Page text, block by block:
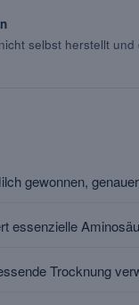
selbst herstellt
gewonnen,
essenzielle
Trocknung